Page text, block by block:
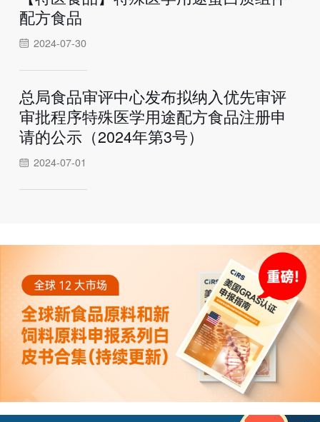
配方食品
2024-07-30
总局食品审评中心发布拟纳入优先审评
审批程序特殊医学用途配方食品注册申
请的公示（2024年第3号）
2024-07-01